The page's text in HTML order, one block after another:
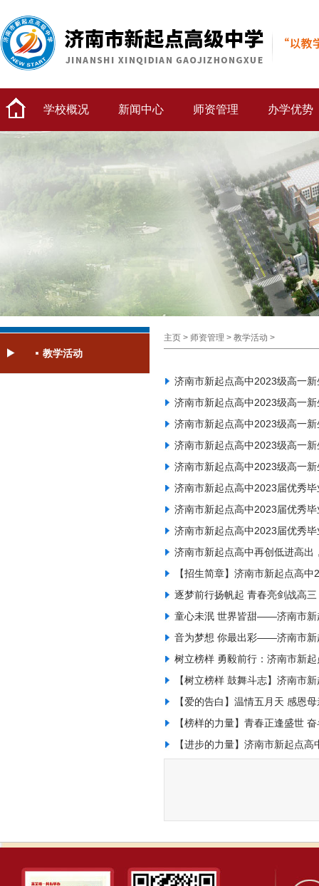
学校概况 新闻中心 师资管理 办学优势
教学活动
主页 > 师资管理 > 教学活动 >
济南市新起点高中2023级高一
济南市新起点高中2023级高一
济南市新起点高中2023级高一
济南市新起点高中2023级高一
济南市新起点高中2023级高一
济南市新起点高中2023届优秀
济南市新起点高中2023届优秀
济南市新起点高中2023届优秀
济南市新起点高中再创低进高
【招生简章】济南市新起点高
逐梦前行扬帆起 青春亮剑战高
童心未泯 世界皆甜——济南市新
音为梦想 你最出彩——济南市新
树立榜样 勇毅前行：济南市新
【树立榜样 鼓舞斗志】济南市
【爱的告白】温情五月天 感恩
【榜样的力量】青春正逢盛世
【进步的力量】济南市新起点